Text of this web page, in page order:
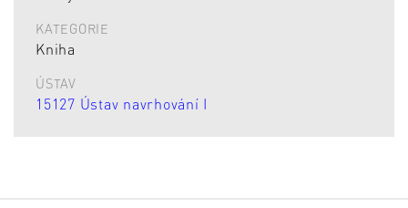
KATEGORIE
Kniha
ÚSTAV
15127 Ústav navrhování I